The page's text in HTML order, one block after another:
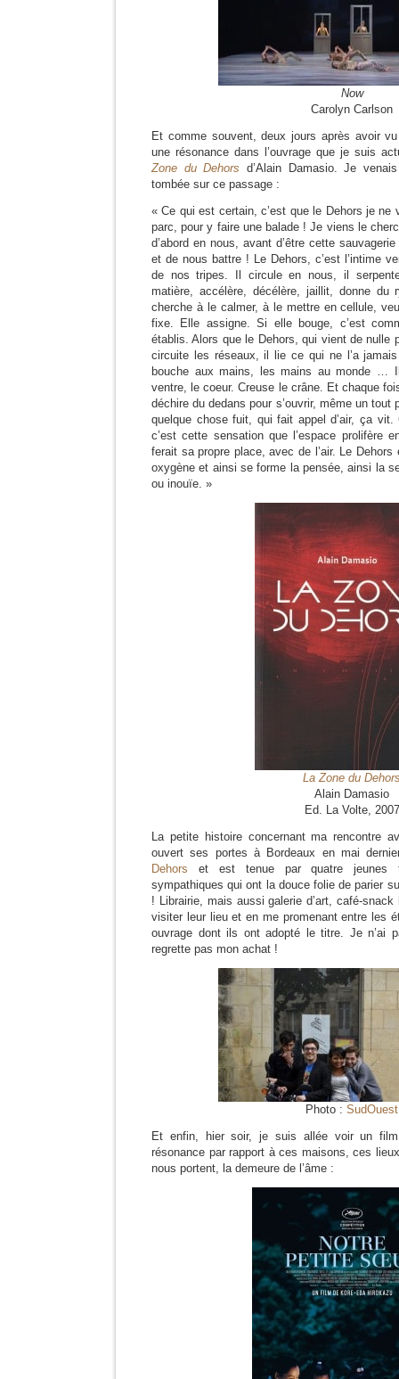
Now
Carolyn Carlson
Et comme souvent, deux jours après avoir
une résonance dans l’ouvrage que je suis
Zone du Dehors d’Alain Damasio. Je
tombée sur ce passage :
« Ce qui est certain, c’est que le Dehors je
parc, pour y faire une balade ! Je viens le
d’abord en nous, avant d’être cette
et de nous battre ! Le Dehors, c’est l’intime
de nos tripes. Il circule en nous, il
matière, accélère, décélère, jaillit, donne
cherche à le calmer, à le mettre en cellule,
fixe. Elle assigne. Si elle bouge, c’est
établis. Alors que le Dehors, qui vient de nulle
circuite les réseaux, il lie ce qui ne l’a
bouche aux mains, les mains au monde …
ventre, le coeur. Creuse le crâne. Et chaque
déchire du dedans pour s’ouvrir, même un
quelque chose fuit, qui fait appel d’air, ça
c’est cette sensation que l’espace prolifère
ferait sa propre place, avec de l’air. Le Dehors
oxygène et ainsi se forme la pensée, ainsi la
ou inouïe. »
La Zone du
Alain Damasio
Ed. La Volte, 2007
La petite histoire concernant ma rencontre
ouvert ses portes à Bordeaux en mai
Dehors et est tenue par quatre jeunes
sympathiques qui ont la douce folie de parier
! Librairie, mais aussi galerie d’art, café-
visiter leur lieu et en me promenant entre les
ouvrage dont ils ont adopté le titre. Je n’ai
regrette pas mon achat !
Photo : SudOuest
Et enfin, hier soir, je suis allée voir un
résonance par rapport à ces maisons, ces
nous portent, la demeure de l’âme :